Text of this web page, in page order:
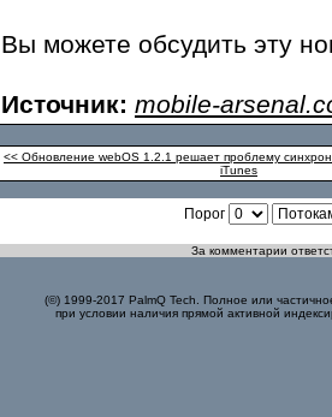
Вы можете обсудить эту
Источник: mobile-
<< Обновление webOS 1.2.1 решает проблему
iTunes
Порог
За комментарии
(©) 1999-2017 PalmQ Tech. Полное или
при условии наличия прямой активной